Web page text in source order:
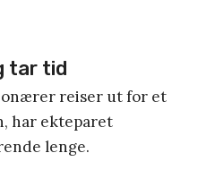
tar tid
reiser ut for et
har ekteparet
lenge.